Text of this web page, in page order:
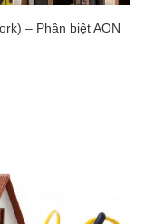
– Phân biệt AON